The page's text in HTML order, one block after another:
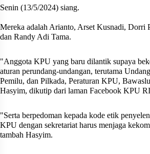
Senin (13/5/2024) siang.
Mereka adalah Arianto, Arset Kusnadi, Dorri
dan Randy Adi Tama.
"Anggota KPU yang baru dilantik supaya
aturan perundang-undangan, terutama
Pemilu, dan Pilkada, Peraturan KPU,
Hasyim, dikutip dari laman Facebook KPU
"Serta berpedoman kepada kode etik
KPU dengan sekretariat harus menjaga
tambah Hasyim.